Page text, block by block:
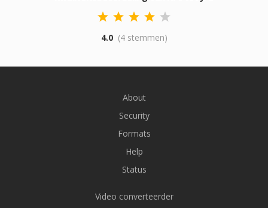
4.0 (4 stemmen)
About
Security
Formats
Help
Status
Video converteerder